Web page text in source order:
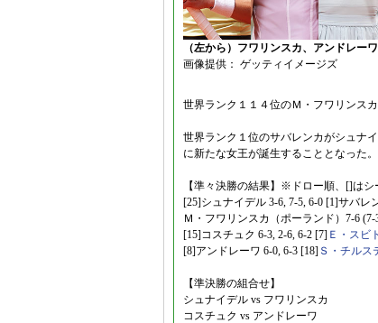
（左から）フワリンスカ、アンドレー
画像提供： ゲッティイメージズ
世界ランク１１４位のＭ・フワリンス
世界ランク１位のサバレンカがシュナ
に新たな女王が誕生することとなった。
【準々決勝の結果】※ドロー順、[]はシ
[25]シュナイデル 3-6, 7-5, 6-0 [1]サバレ
Ｍ・フワリンスカ（ポーランド）7-6 (7-
[15]コスチュク 6-3, 2-6, 6-2 [7] Ｅ・スビ
[8]アンドレーワ 6-0, 6-3 [18] Ｓ・チルス
【準決勝の組合せ】
シュナイデル vs フワリンスカ
コスチュク vs アンドレーワ